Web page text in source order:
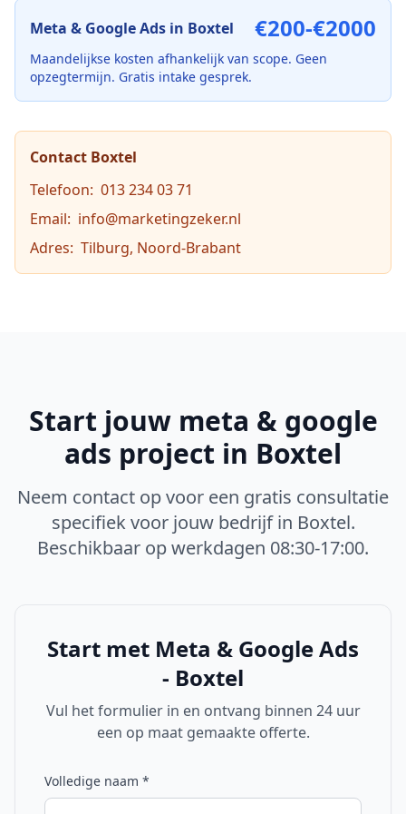
Meta & Google Ads in Boxtel €200-€2000
Maandelijkse kosten afhankelijk van scope. Geen
opzegtermijn. Gratis intake gesprek.
Contact Boxtel
Telefoon: 013 234 03 71
Email: info@marketingzeker.nl
Adres: Tilburg, Noord-Brabant
Start jouw meta & google
ads project in Boxtel
Neem contact op voor een gratis consultatie
specifiek voor jouw bedrijf in Boxtel.
Beschikbaar op werkdagen 08:30-17:00.
Start met Meta & Google Ads
- Boxtel
Vul het formulier in en ontvang binnen 24 uur
een op maat gemaakte offerte.
Volledige naam *